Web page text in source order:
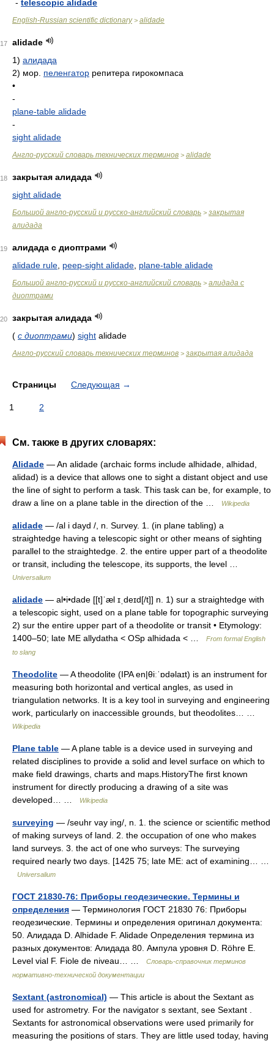
- telescopic alidade
English-Russian scientific dictionary> alidade
17
alidade
1) алидада
2) мор. пеленгатор репитера гирокомпаса
•
-
plane-table alidade
-
sight alidade
Англо-русский словарь технических терминов > alidade
18
закрытая алидада
sight alidade
Большой англо-русский и русско-английский словарь > закрытая
алидада
19
алидада с диоптрами
alidade rule peep-sight alidade plane-table alidade
Большой англо-русский и русско-английский словарь > алидада с
диоптрами
20
закрытая алидада
( с диоптрами) sight alidade
Англо-русский словарь технических терминов > закрытая алидада
Страницы Следующая →
1 2
См. также в других словарях:
Alidade — An alidade (archaic forms include alhidade, alhidad,
alidad) is a device that allows one to sight a distant object and use
the line of sight to perform a task. This task can be, for example, to
draw a line on a plane table in the direction of the …
Wikipedia
alidade — /al i dayd /, n. Survey. 1. (in plane tabling) a
straightedge having a telescopic sight or other means of sighting
parallel to the straightedge. 2. the entire upper part of a theodolite
or transit, including the telescope, its supports, the level …
Universalium
alidade — al•i•dade [[t]ˈæl ɪˌdeɪd[/t]] n. 1) sur a straightedge with
a telescopic sight, used on a plane table for topographic surveying
2) sur the entire upper part of a theodolite or transit • Etymology:
1400–50; late ME allydatha < OSp alhidada < …
From formal English
to slang
Theodolite — A theodolite (IPA en|θiːˈɒdəlаɪt) is an instrument for
measuring both horizontal and vertical angles, as used in
triangulation networks. It is a key tool in surveying and engineering
work, particularly on inaccessible grounds, but theodolites… …
Wikipedia
Plane table — A plane table is a device used in surveying and
related disciplines to provide a solid and level surface on which to
make field drawings, charts and maps.HistoryThe first known
instrument for directly producing a drawing of a site was
developed… …
Wikipedia
surveying — /seuhr vay ing/, n. 1. the science or scientific method
of making surveys of land. 2. the occupation of one who makes
land surveys. 3. the act of one who surveys: The surveying
required nearly two days. [1425 75; late ME: act of examining… …
Universalium
ГОСТ 21830-76: Приборы геодезические. Термины и
определения — Терминология ГОСТ 21830 76: Приборы
геодезические. Термины и определения оригинал документа:
50. Алидада D. Alhidade F. Alidade Определения термина из
разных документов: Алидада 80. Ампула уровня D. Röhre E.
Level vial F. Fiole de niveau… …
Словарь-справочник терминов
нормативно-технической документации
Sextant (astronomical) — This article is about the Sextant as
used for astrometry. For the navigator s sextant, see Sextant .
Sextants for astronomical observations were used primarily for
measuring the positions of stars. They are little used today, having